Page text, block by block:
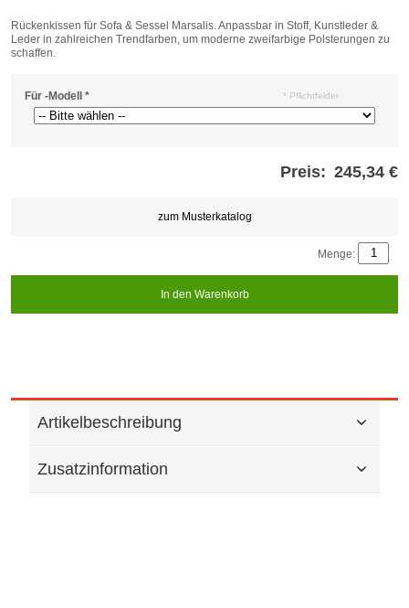
Rückenkissen für Sofa & Sessel Marsalis. Anpassbar in Stoff, Kunstleder &
Leder in zahlreichen Trendfarben, um moderne zweifarbige Polsterungen zu
schaffen.
Für -Modell * * Pflichtfelder
Preis: 245,34 €
zum Musterkatalog
Menge:
In den Warenkorb
Artikelbeschreibung
Zusatzinformation